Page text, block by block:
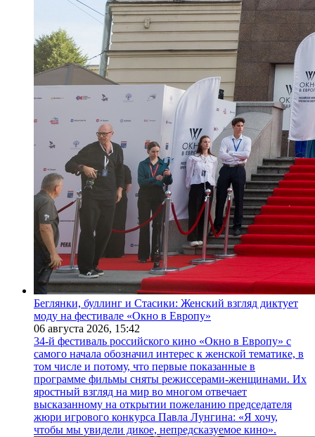
Беглянки, буллинг и Стасики: Женский взгляд диктует
моду на фестивале «Окно в Европу»
06 августа 2026, 15:42
34-й фестиваль российского кино «Окно в Европу» с
самого начала обозначил интерес к женской тематике, в
том числе и потому, что первые показанные в
программе фильмы сняты режиссерами-женщинами. Их
яростный взгляд на мир во многом отвечает
высказанному на открытии пожеланию председателя
жюри игрового конкурса Павла Лунгина: «Я хочу,
чтобы мы увидели дикое, непредсказуемое кино».